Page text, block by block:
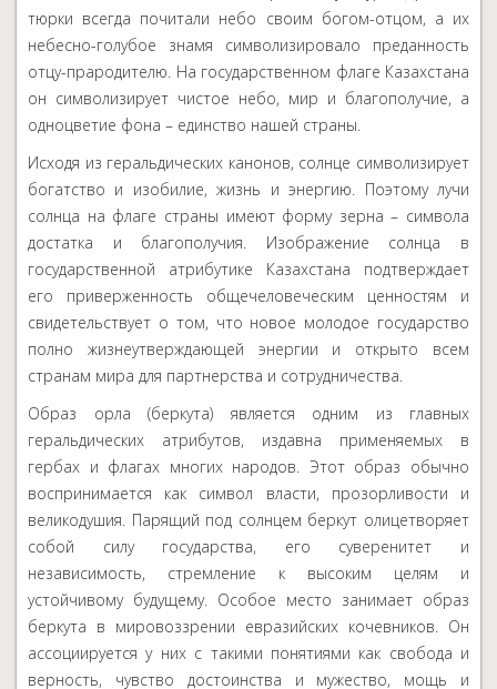
тюрки всегда почитали небо своим богом-отцом, а их
небесно-голубое знамя символизировало преданность
отцу-прародителю. На государственном флаге Казахстана
он символизирует чистое небо, мир и благополучие, а
одноцветие фона – единство нашей страны.
Исходя из геральдических канонов, солнце символизирует
богатство и изобилие, жизнь и энергию. Поэтому лучи
солнца на флаге страны имеют форму зерна – символа
достатка и благополучия. Изображение солнца в
государственной атрибутике Казахстана подтверждает
его приверженность общечеловеческим ценностям и
свидетельствует о том, что новое молодое государство
полно жизнеутверждающей энергии и открыто всем
странам мира для партнерства и сотрудничества.
Образ орла (беркута) является одним из главных
геральдических атрибутов, издавна применяемых в
гербах и флагах многих народов. Этот образ обычно
воспринимается как символ власти, прозорливости и
великодушия. Парящий под солнцем беркут олицетворяет
собой силу государства, его суверенитет и
независимость, стремление к высоким целям и
устойчивому будущему. Особое место занимает образ
беркута в мировоззрении евразийских кочевников. Он
ассоциируется у них с такими понятиями как свобода и
верность, чувство достоинства и мужество, мощь и